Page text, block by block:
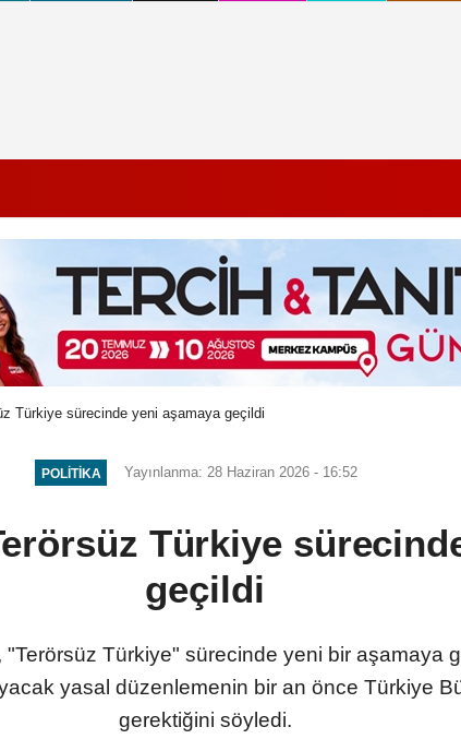
Türkiye sürecinde yeni aşamaya geçildi
POLITIKA Yayınlanma: 28 Haziran 2026 - 16:52
Türkiye
geçildi
Türkiye" sürecinde yeni bir aşamaya
yasal düzenlemenin bir an önce Türkiye
gerektiğini söyledi.